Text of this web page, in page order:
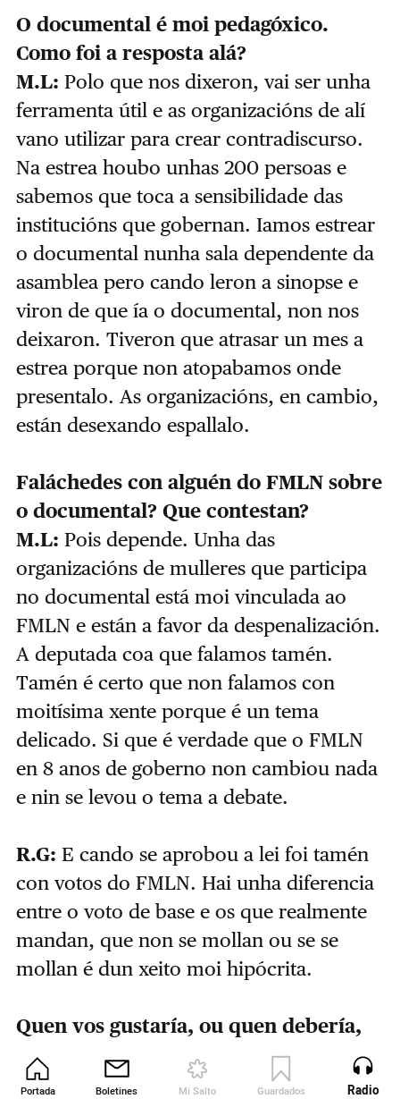
Portada Boletines Mi Salto Guardados Revista
O documental é moi pedagóxico.
Como foi a resposta alá?
M.L: Polo que nos dixeron, vai ser unha
ferramenta útil e as organizacións de alí
vano utilizar para crear contradiscurso.
Na estrea houbo unhas 200 persoas e
sabemos que toca a sensibilidade das
institucións que gobernan. Iamos estrear
o documental nunha sala dependente da
asamblea pero cando leron a sinopse e
viron de que ía o documental, non nos
deixaron. Tiveron que atrasar un mes a
estrea porque non atopabamos onde
presentalo. As organizacións, en cambio,
están desexando espallalo.
Faláchedes con alguén do FMLN sobre
o documental? Que contestan?
M.L: Pois depende. Unha das
organizacións de mulleres que participa
no documental está moi vinculada ao
FMLN e están a favor da despenalización.
A deputada coa que falamos tamén.
Tamén é certo que non falamos con
moitísima xente porque é un tema
delicado. Si que é verdade que o FMLN
en 8 anos de goberno non cambiou nada
e nin se levou o tema a debate.
R.G: E cando se aprobou a lei foi tamén
con votos do FMLN. Hai unha diferencia
entre o voto de base e os que realmente
mandan, que non se mollan ou se se
mollan é dun xeito moi hipócrita.
Quen vos gustaría, ou quen debería,
ver o documental?
R.G:
Se cadra Nayib Bukele, o Radio